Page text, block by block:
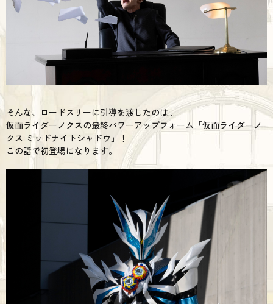
そんな、ロードスリーに引導を渡したのは…
仮面ライダーノクスの最終パワーアップフォーム「仮面ライダーノ
クス ミッドナイトシャドウ」！
この話で初登場になります。